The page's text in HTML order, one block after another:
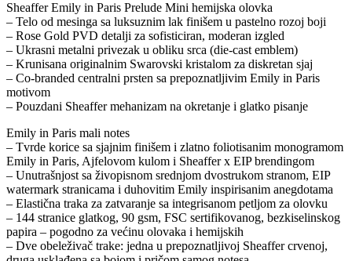
Sheaffer Emily in Paris Prelude Mini hemijska olovka
– Telo od mesinga sa luksuznim lak finišem u pastelno rozoj boji
– Rose Gold PVD detalji za sofisticiran, moderan izgled
– Ukrasni metalni privezak u obliku srca (die-cast emblem)
– Krunisana originalnim Swarovski kristalom za diskretan sjaj
– Co-branded centralni prsten sa prepoznatljivim Emily in Paris
motivom
– Pouzdani Sheaffer mehanizam na okretanje i glatko pisanje
Emily in Paris mali notes
– Tvrde korice sa sjajnim finišem i zlatno foliotisanim monogramom
Emily in Paris, Ajfelovom kulom i Sheaffer x EIP brendingom
– Unutrašnjost sa živopisnom srednjom dvostrukom stranom, EIP
watermark stranicama i duhovitim Emily inspirisanim anegdotama
– Elastična traka za zatvaranje sa integrisanom petljom za olovku
– 144 stranice glatkog, 90 gsm, FSC sertifikovanog, bezkiselinskog
papira – pogodno za većinu olovaka i hemijskih
– Dve obeleživač trake: jedna u prepoznatljivoj Sheaffer crvenoj,